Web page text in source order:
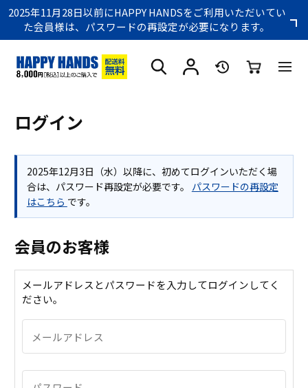
2025年11月28日以前にHAPPY HANDSをご利用いただいてい
た会員様は、パスワードの再設定が必要になります。
ログイン
2025年12月3日（水）以降に、初めてログインいただく場
合は、パスワード再設定が必要です。 パスワードの再設定
はこちら です。
会員のお客様
メールアドレスとパスワードを入力してログインしてく
ださい。